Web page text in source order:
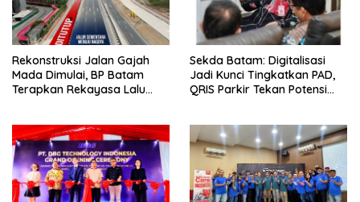
Rekonstruksi Jalan Gajah
Mada Dimulai, BP Batam
Terapkan Rekayasa Lalu
Sekda Batam: Digitalisasi
Jadi Kunci Tingkatkan PAD,
QRIS Parkir Tekan Potensi